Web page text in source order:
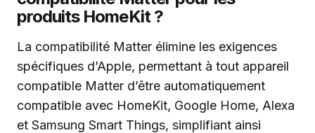
produits HomeKit ?
La compatibilité Matter élimine les exigences
spécifiques d’Apple, permettant à tout appareil
compatible Matter d’être automatiquement
compatible avec HomeKit, Google Home, Alexa
et Samsung Smart Things, simplifiant ainsi